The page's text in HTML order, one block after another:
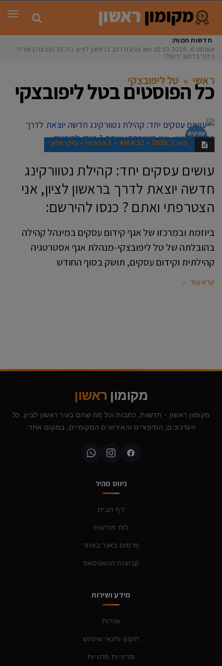
חדשות חמות:
אוגוסט 6, 2026
10:53 am פגיעת רכב בראשון לציון: בת 33 נפצעה באורח
בינוני ברחוב ירושלים
ראשי » טל ליפובצקי
כל הפוסטים בטל ליפובצקי
עסקים
בראשון מאי 7, 2026 6:52 AM 3 תגובות מיקי אלון
עושים עסקים יחד: קהילת נטוורקינג
חדשה יוצאת לדרך בראשון לציון, אני
הצטרפתי ואתם ? כנסו להירשם:
ביוזמת ובמרכזו של אגף קידום עסקים במינהל קהילה
בהובלתה של טל ליפובצקי-מנהלת אגף אסטרטגיה
קהילתית וקידום עסקים, תושק בסוף החודש
קרא עוד ←
מקומון ראשון
מקומון ראשון - חדשות, כתבות וכל מה שחם בעיר ראשון לציון. כל
העדכונים, הסיפורים והאירועים המקומיים, במקום אחד.
ניווט מהיר
דף הבית
לוח מודעות
פרסום באנר באתר
קבוצות הוואטסאפ
מידע ושירות
אודות
תקנון ותנאי שימוש
מדיניות פרטיות